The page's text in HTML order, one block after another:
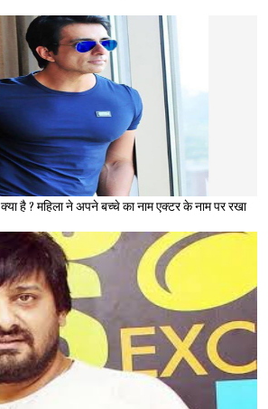
सोनू सूद का सबसे बड़ा अवॉर्ड क्या है ? महिला ने अपने बच्चे का नाम एक्टर के नाम पर रखा